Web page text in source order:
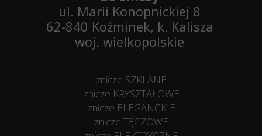
ul. Marii Konopnickiej 8
62-840 Koźminek, k. Kalisza
woj. wielkopolskie
znicze SZKLANE
znicze KRYSZTAŁOWE
znicze ELEGANCKIE
znicze TĘCZOWE